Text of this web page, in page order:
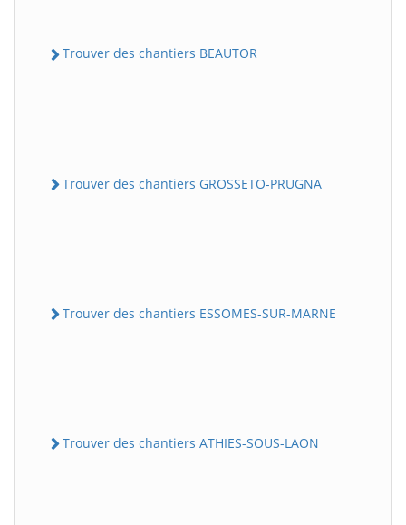
Trouver des chantiers BEAUTOR
Trouver des chantiers GROSSETO-PRUGNA
Trouver des chantiers ESSOMES-SUR-MARNE
Trouver des chantiers ATHIES-SOUS-LAON